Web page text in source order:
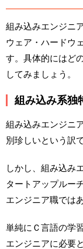
組み込みエンジニ
ウェア・ハードウ
す。具体的にはど
してみましょう。
組み込み系独
組み込みエンジニ
別珍しいという訳
しかし、組み込み
タートアップルー
エンジニア職では
単純にＣ言語の学
エンジニアに必要